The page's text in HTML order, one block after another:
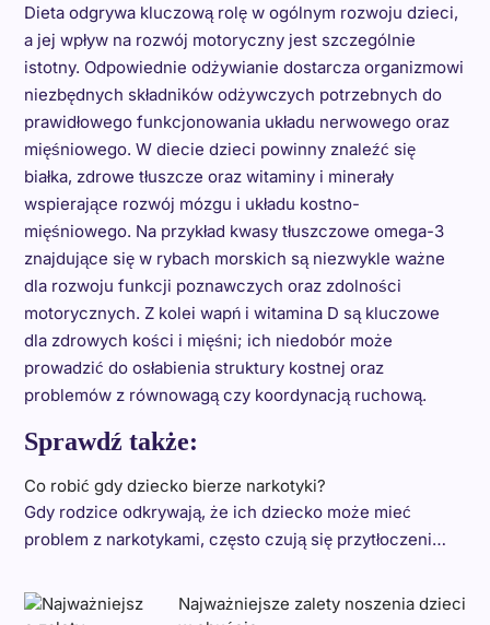
Dieta odgrywa kluczową rolę w ogólnym rozwoju dzieci,
a jej wpływ na rozwój motoryczny jest szczególnie
istotny. Odpowiednie odżywianie dostarcza organizmowi
niezbędnych składników odżywczych potrzebnych do
prawidłowego funkcjonowania układu nerwowego oraz
mięśniowego. W diecie dzieci powinny znaleźć się
białka, zdrowe tłuszcze oraz witaminy i minerały
wspierające rozwój mózgu i układu kostno-
mięśniowego. Na przykład kwasy tłuszczowe omega-3
znajdujące się w rybach morskich są niezwykle ważne
dla rozwoju funkcji poznawczych oraz zdolności
motorycznych. Z kolei wapń i witamina D są kluczowe
dla zdrowych kości i mięśni; ich niedobór może
prowadzić do osłabienia struktury kostnej oraz
problemów z równowagą czy koordynacją ruchową.
Sprawdź także:
Co robić gdy dziecko bierze narkotyki?
Gdy rodzice odkrywają, że ich dziecko może mieć
problem z narkotykami, często czują się przytłoczeni…
Najważniejsze zalety noszenia dzieci